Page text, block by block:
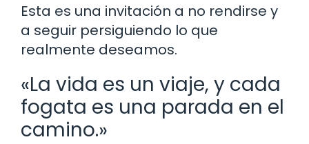
Esta es una invitación a no rendirse y
a seguir persiguiendo lo que
realmente deseamos.
«La vida es un viaje, y cada
fogata es una parada en el
camino.»